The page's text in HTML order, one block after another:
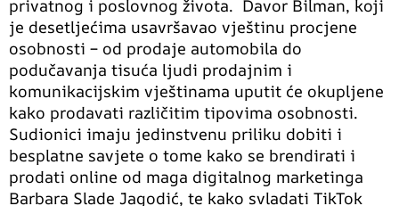
privatnog i poslovnog života. Davor Bilman, koji
je desetljećima usavršavao vještinu procjene
osobnosti – od prodaje automobila do
podučavanja tisuća ljudi prodajnim i
komunikacijskim vještinama uputit će okupljene
kako prodavati različitim tipovima osobnosti.
Sudionici imaju jedinstvenu priliku dobiti i
besplatne savjete o tome kako se brendirati i
prodati online od maga digitalnog marketinga
Barbara Slade Jagodić, te kako svladati TikTok